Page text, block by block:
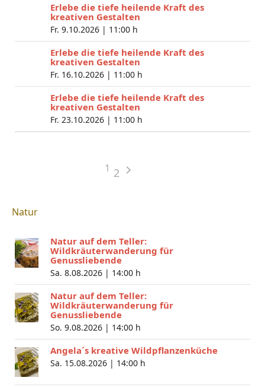
Erlebe die tiefe heilende Kraft des
kreativen Gestalten
Fr. 9.10.2026 | 11:00 h
Erlebe die tiefe heilende Kraft des
kreativen Gestalten
Fr. 16.10.2026 | 11:00 h
Erlebe die tiefe heilende Kraft des
kreativen Gestalten
Fr. 23.10.2026 | 11:00 h
1 2
Natur
Natur auf dem Teller:
Wildkräuterwanderung für
Genussliebende
Sa. 8.08.2026 | 14:00 h
Natur auf dem Teller:
Wildkräuterwanderung für
Genussliebende
So. 9.08.2026 | 14:00 h
Angela´s kreative Wildpflanzenküche
Sa. 15.08.2026 | 14:00 h